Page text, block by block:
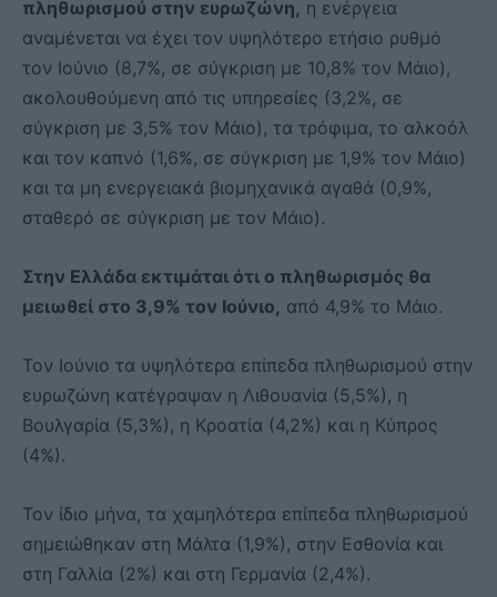
πληθωρισμού στην ευρωζώνη, η ενέργεια
αναμένεται να έχει τον υψηλότερο ετήσιο ρυθμό
τον Ιούνιο (8,7%, σε σύγκριση με 10,8% τον Μάιο),
ακολουθούμενη από τις υπηρεσίες (3,2%, σε
σύγκριση με 3,5% τον Μάιο), τα τρόφιμα, το αλκοόλ
και τον καπνό (1,6%, σε σύγκριση με 1,9% τον Μάιο)
και τα μη ενεργειακά βιομηχανικά αγαθά (0,9%,
σταθερό σε σύγκριση με τον Μάιο).
Στην Ελλάδα εκτιμάται ότι ο πληθωρισμός θα
μειωθεί στο 3,9% τον Ιούνιο, από 4,9% το Μάιο.
Τον Ιούνιο τα υψηλότερα επίπεδα πληθωρισμού στην
ευρωζώνη κατέγραψαν η Λιθουανία (5,5%), η
Βουλγαρία (5,3%), η Κροατία (4,2%) και η Κύπρος
(4%).
Τον ίδιο μήνα, τα χαμηλότερα επίπεδα πληθωρισμού
σημειώθηκαν στη Μάλτα (1,9%), στην Εσθονία και
στη Γαλλία (2%) και στη Γερμανία (2,4%).